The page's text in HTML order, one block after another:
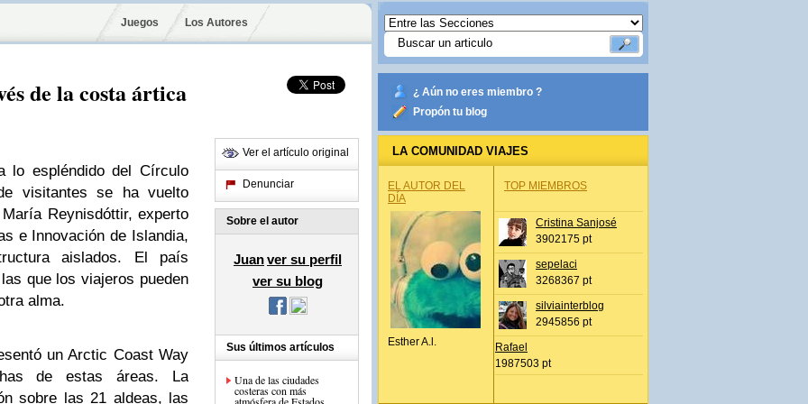
Juegos Los Autores
de la costa ártica
espléndido del Círculo
visitantes se ha vuelto
Reynisdóttir, experto
e Innovación de Islandia,
aislados. El país
que los viajeros pueden
alma.
un Arctic Coast Way
de estas áreas. La
sobre las 21 aldeas, las
Ver el artículo original
Denunciar
Sobre el autor
Juanver su perfil
ver su blog
Sus últimos artículos
Una de las ciudades
costeras con más
¿ Aún no eres miembro ?
Propón tu blog
LA COMUNIDAD VIAJES
EL AUTOR DEL
DÍA
Esther A.l.
TOP MIEMBROS
Cristina Sanjosé
3902175 pt
sepelaci
3268367 pt
silviainterblog
2945856 pt
Rafael
1987503 pt